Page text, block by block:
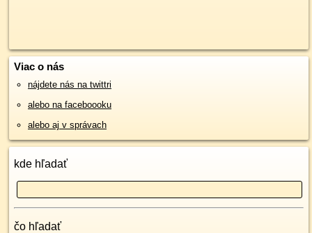
Viac o nás
nájdete nás na twittri
alebo na faceboooku
alebo aj v správach
kde hľadať
čo hľadať